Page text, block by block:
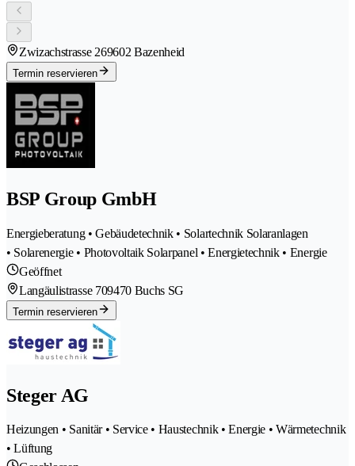
Zwizachstrasse 269602 Bazenheid
Termin reservieren
BSP Group GmbH
Energieberatung • Gebäudetechnik • Solartechnik Solaranlagen
• Solarenergie • Photovoltaik Solarpanel • Energietechnik • Energie
Geöffnet
Langäulistrasse 709470 Buchs SG
Termin reservieren
Steger AG
Heizungen • Sanitär • Service • Haustechnik • Energie • Wärmetechnik
• Lüftung